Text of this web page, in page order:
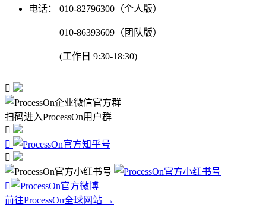
电话：
010-82796300（个人版）
010-86393609（团队版）
(工作日 9:30-18:30)

扫码进入ProcessOn用户群




前往ProcessOn全球网站 →